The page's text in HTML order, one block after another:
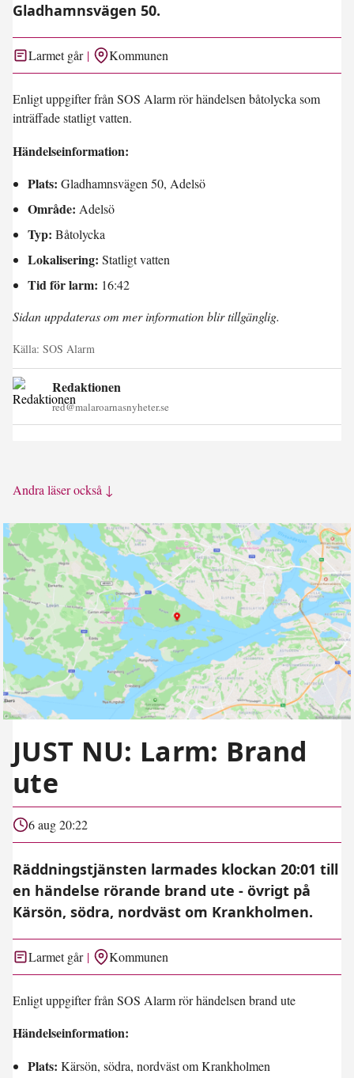
Gladhamnsvägen 50.
Larmet går Kommunen
Enligt uppgifter från SOS Alarm rör händelsen båtolycka som
inträffade statligt vatten.
Händelseinformation:
Plats: Gladhamnsvägen 50, Adelsö
Område: Adelsö
Typ: Båtolycka
Lokalisering: Statligt vatten
Tid för larm: 16:42
Sidan uppdateras om mer information blir tillgänglig.
Källa: SOS Alarm
Redaktionen
red@malaroarnasnyheter.se
Andra läser också ↓
JUST NU: Larm: Brand
ute
6 aug 20:22
Räddningstjänsten larmades klockan 20:01 till
en händelse rörande brand ute - övrigt på
Kärsön, södra, nordväst om Krankholmen.
Larmet går Kommunen
Enligt uppgifter från SOS Alarm rör händelsen brand ute
Händelseinformation:
Plats: Kärsön, södra, nordväst om Krankholmen